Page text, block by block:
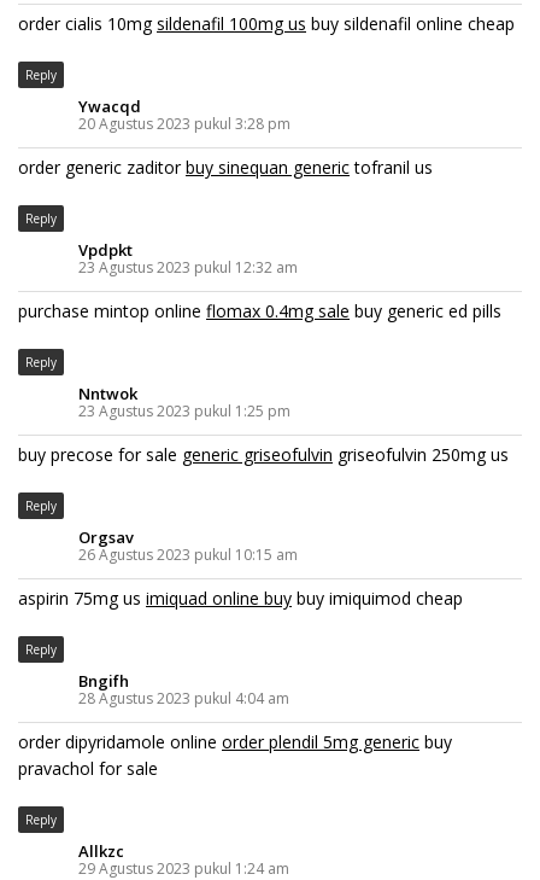
order cialis 10mgsildenafil 100mg us buy sildenafil online cheap
Reply
Ywacqd
20 Agustus 2023 pukul 3:28 pm
order generic zaditorbuy sinequan generictofranil us
Reply
Vpdpkt
23 Agustus 2023 pukul 12:32 am
purchase mintop online flomax 0.4mg sale buy generic ed pills
Reply
Nntwok
23 Agustus 2023 pukul 1:25 pm
buy precose for sale generic griseofulvin griseofulvin 250mg us
Reply
Orgsav
26 Agustus 2023 pukul 10:15 am
aspirin 75mg us imiquad online buy buy imiquimod cheap
Reply
Bngifh
28 Agustus 2023 pukul 4:04 am
order dipyridamole online order plendil 5mg generic buy
pravachol for sale
Reply
Allkzc
29 Agustus 2023 pukul 1:24 am